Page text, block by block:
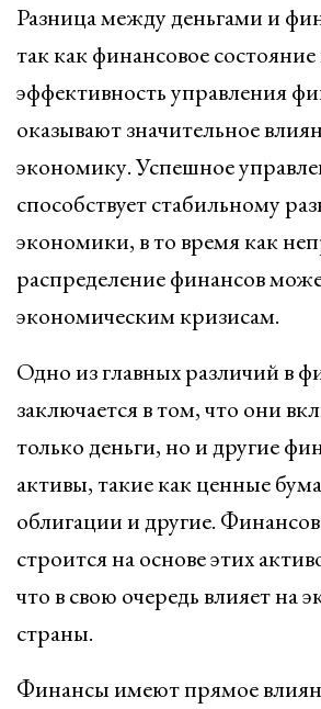
Разница между деньгами и
так как финансовое состояние
эффективность управления
оказывают значительное
экономику. Успешное
способствует стабильному
экономики, в то время как
распределение финансов
экономическим кризисам.
Одно из главных различий в
заключается в том, что они
только деньги, но и другие
активы, такие как ценные
облигации и другие.
строится на основе этих
что в свою очередь влияет на
страны.
Финансы имеют прямое